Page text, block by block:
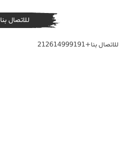
للاتصال بنا
للاتصال بنا+212614999191